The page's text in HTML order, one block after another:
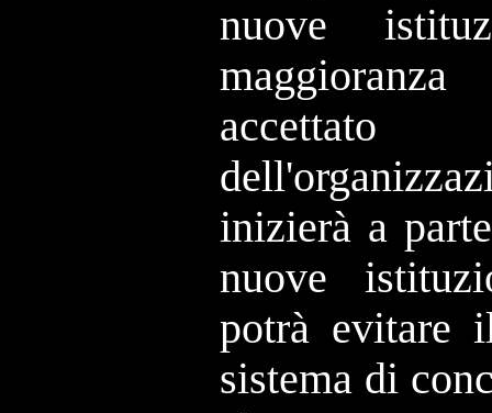
nuove
inizierà a
nuove
potrà evitare
sistema di